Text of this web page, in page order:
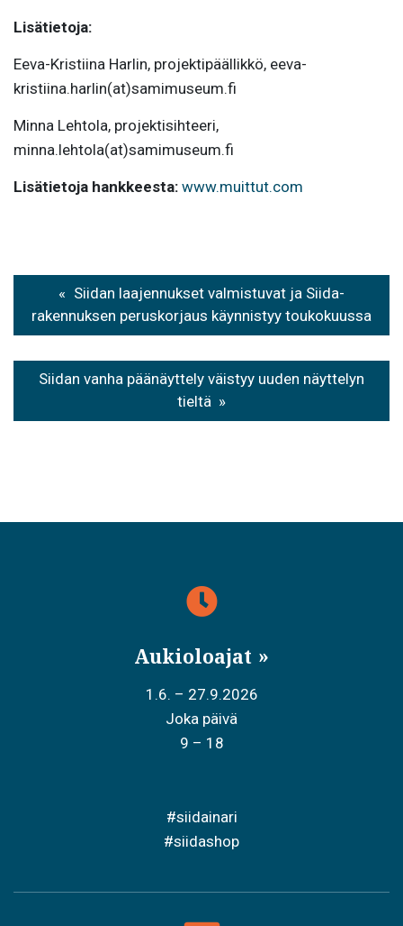
Lisätietoja:
Eeva-Kristiina Harlin, projektipäällikkö, eeva-
kristiina.harlin(at)samimuseum.fi
Minna Lehtola, projektisihteeri,
minna.lehtola(at)samimuseum.fi
Lisätietoja hankkeesta: www.muittut.com
Artikkelien
selaus
Siidan laajennukset valmistuvat ja Siida-
rakennuksen peruskorjaus käynnistyy toukokuussa
Siidan vanha päänäyttely väistyy uuden näyttelyn
tieltä
Aukioloajat
1.6. – 27.9.2026
Joka päivä
9 – 18
#siidainari
#siidashop